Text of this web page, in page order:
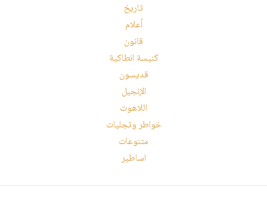
تاريخ
أعلام
قانون
كنيسة انطاكية
قديسون
الإنجيل
اللاهوت
خواطر وتجليات
متنوعات
اساطير